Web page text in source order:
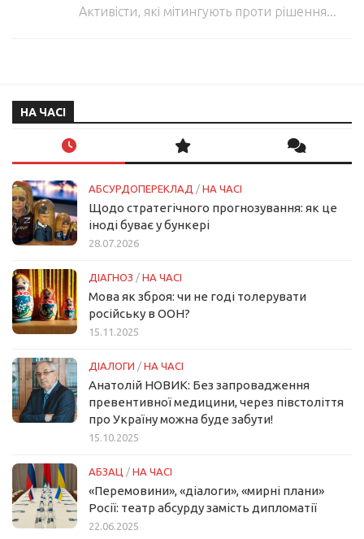
Активісти, які мітингують проти рішення...
НА ЧАСІ
АБСУРДОПЕРЕКЛАД / НА ЧАСІ
Щодо стратегічного прогнозування: як це
іноді буває у бункері
28.07.2026
ДІАГНОЗ / НА ЧАСІ
Мова як зброя: чи не годі толерувати
російську в ООН?
15.11.2025
ДІАЛОГИ / НА ЧАСІ
Анатолій НОВИК: Без запровадження
превентивної медицини, через півстоліття
про Україну можна буде забути!
15.10.2025
АБЗАЦ / НА ЧАСІ
«Перемовини», «діалоги», «мирні плани»
Росії: театр абсурду замість дипломатії
22.06.2025